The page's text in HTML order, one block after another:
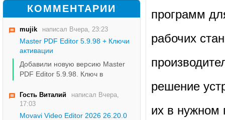
КОММЕНТАРИИ
mujik написал Вчера, 23:23
Master PDF Editor 5.9.98 + Ключи
активации
Добавили новую версию Master
PDF Editor 5.9.98. Ключ в
Гость Виталий
написал Вчера,
17:03
Movavi Video Editor 2026 26.20.0
программ
рабочих
решение
их в нужном